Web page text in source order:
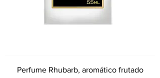
Perfume Rhubarb, aromático frutado